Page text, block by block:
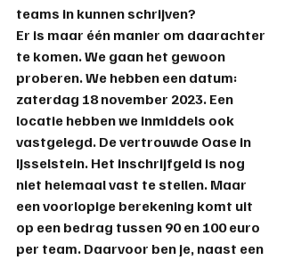
teams in kunnen schrijven?
Er is maar één manier om daarachter
te komen. We gaan het gewoon
proberen. We hebben een datum:
zaterdag 18 november 2023. Een
locatie hebben we inmiddels ook
vastgelegd. De vertrouwde Oase in
IJsselstein. Het inschrijfgeld is nog
niet helemaal vast te stellen. Maar
een voorlopige berekening komt uit
op een bedrag tussen 90 en 100 euro
per team. Daarvoor ben je, naast een